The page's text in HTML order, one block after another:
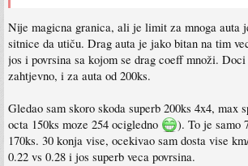
Nije magicna granica, ali je limit za mnoga auta
sitnice da utiču. Drag auta je jako bitan na tim
jos i povrsina sa kojom se drag coeff množi.
zahtjevno, i za auta od 200ks.
Gledao sam skoro skoda superb 200ks 4x4, max
octa 150ks moze 254 ocigledno
). To je samo
170ks. 30 konja vise, ocekivao sam dosta vise
0.22 vs 0.28 i jos superb veca povrsina.